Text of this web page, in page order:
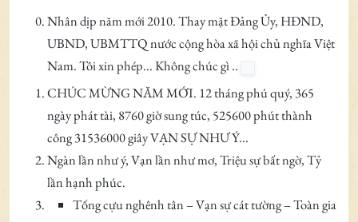
Nhân dịp năm mới 2010. Thay mặt Đảng Ủy, HĐND,
UBND, UBMTTQ nước cộng hòa xã hội chủ nghĩa Việt
Nam. Tôi xin phép... Không chúc gì ..
CHÚC MỪNG NĂM MỚI. 12 tháng phú quý, 365
ngày phát tài, 8760 giờ sung túc, 525600 phút thành
công 31536000 giây VẠN SỰ NHƯ Ý...
Ngàn lần như ý, Vạn lần như mơ, Triệu sự bất ngờ, Tỷ
lần hạnh phúc.
Tống cựu nghênh tân – Vạn sự cát tường – Toàn gia